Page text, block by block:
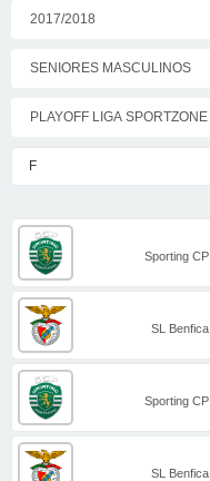
2017/2018
SENIORES MASCULINOS
PLAYOFF LIGA SPORTZONE
F
Sporting CP
SL Benfica
Sporting CP
SL Benfica